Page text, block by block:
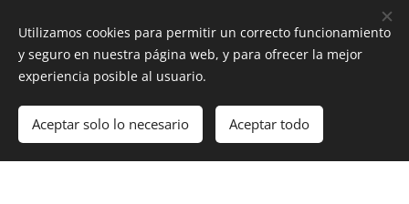
Imágenes proporcionadas porPexels
Creado conWebnode Cookies
¡Crea tu página web gratis! Comenzar
Utilizamos cookies para permitir un correcto funcionamiento
y seguro en nuestra página web, y para ofrecer la mejor
experiencia posible al usuario.
Aceptar solo lo necesario Aceptar todo